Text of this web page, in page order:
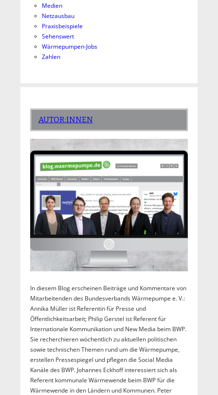
Medien
Netzausbau
Praxisbeispiele
Sehenswert
Wärmepumpen-Jobs
Zahlen
AUTOR:INNEN
In diesem Blog erscheinen Beiträge und Kommentare von
Mitarbeitenden des Bundesverbands Wärmepumpe e. V.:
Annika Müller ist Referentin für Presse und
Öffentlichkeitsarbeit; Philip Gerstel ist Referent für
Internationale Kommunikation und New Media beim BWP.
Sie recherchieren wöchentlich zu aktuellen politischen
sowie technischen Themen rund um die Wärmepumpe,
erstellen Pressespiegel und pflegen die Social Media
Kanäle des BWP. Johannes Eckhoff interessiert sich als
Referent kommunale Wärmewende beim BWP für die
Wärmewende in den Ländern und Kommunen. Peter